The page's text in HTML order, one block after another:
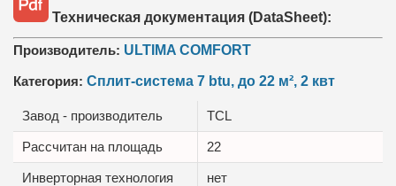
Техническая документация (DataSheet):
Производитель: ULTIMA COMFORT
Категория: Сплит-система 7 btu, до 22 м², 2 квт
Завод - производитель TCL
Рассчитан на площадь 22
Инверторная технология нет